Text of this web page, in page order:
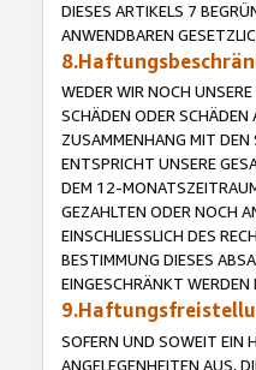
DIESES ARTIKELS 7
ANWENDBAREN
WEDER WIR NOCH
SCHÄDEN ODER SCHÄDEN
ZUSAMMENHANG MIT DEN
ENTSPRICHT UNSERE
DEM 12-
GEZAHLTEN ODER NOCH
EINSCHLIESSLICH DES
BESTIMMUNG DIESES
EINGESCHRÄNKT WERDEN
SOFERN UND SOWEIT EIN
ANGELEGENHEITEN AUS,